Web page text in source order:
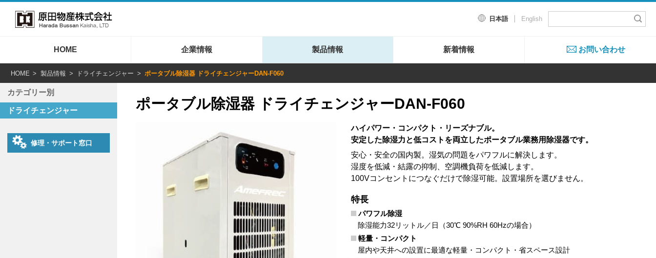
日本語 English
HOME 企業情報 製品情報 新着情報 お問い合わせ
HOME 製品情報 ドライチェンジャー ポータブル除湿器 ドライチェンジャーDAN-F060
ポータブル除湿器 ドライチェンジャーDAN-F060
ハイパワー・コンパクト・リーズナブル。
安定した除湿力と低コストを両立したポータブル業務用除湿器です。
安心・安全の国内製。湿気の問題をパワフルに解決します。
湿度を低減・結露の抑制、空調機負荷を低減します。
100Vコンセントにつなぐだけで除湿可能。設置場所を選びません。
特長
パワフル除湿
除湿能力32リットル／日（30℃ 90%RH 60Hzの場合）
軽量・コンパクト
屋内や天井への設置に最適な軽量・コンパクト・省スペース設計
カテゴリー別
ドライチェンジャー
修理・サポート窓口